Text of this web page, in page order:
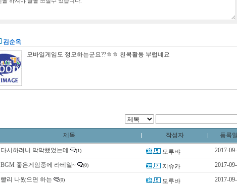
김순옥
모바일게임도 정모하는군요??ㅎㅎ 친목활동 부럽네요
제목 작성자 등록일
다시하려니 막막했었는데 (1) 모루뱌 2017-
BGM 좋은게임중에 라테일~ (0) 지슈카 2017-
빨리 나왔으면 하는 (0) 모루뱌 2017-